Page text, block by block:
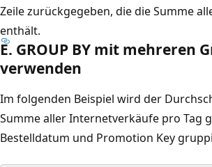
Zeile zurückgegeben, die die Summe
enthält.
E. GROUP BY mit mehreren
verwenden
Im folgenden Beispiel wird der
Summe aller Internetverkäufe pro Tag
Bestelldatum und Promotion Key